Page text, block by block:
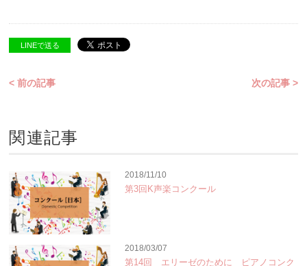
LINEで送る
< 前の記事 次の記事 >
関連記事
2018/11/10
第3回K声楽コンクール
2018/03/07
第14回 エリーゼのために ピアノコンク